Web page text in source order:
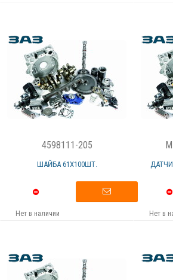
4598111-205
ШАЙБА 61Х100ШТ.
Нет в наличии Нет в